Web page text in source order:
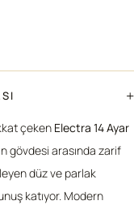
+
çeken Electra 14 Ayar
gövdesi arasında zarif
düz ve parlak
katıyor. Modern